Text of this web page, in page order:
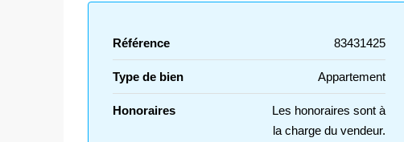
Référence 83431425
Type de bien Appartement
Honoraires
Les honoraires sont à
la charge du vendeur.